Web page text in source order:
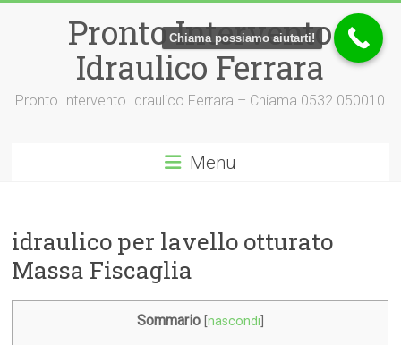
Pronto Intervento
Idraulico Ferrara
Pronto Intervento Idraulico Ferrara – Chiama 0532 050010
Menu
idraulico per lavello otturato
Massa Fiscaglia
Sommario nascondi
Chiama possiamo aiutarti!